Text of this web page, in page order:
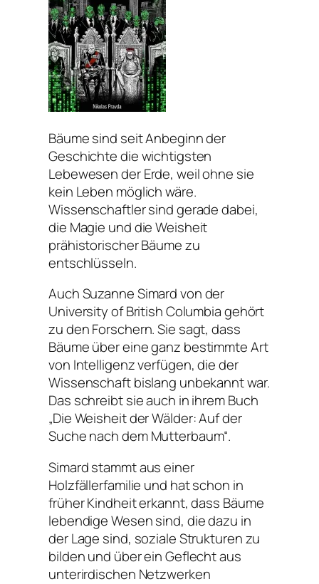
Bäume sind seit Anbeginn der
Geschichte die wichtigsten
Lebewesen der Erde, weil ohne sie
kein Leben möglich wäre.
Wissenschaftler sind gerade dabei,
die Magie und die Weisheit
prähistorischer Bäume zu
entschlüsseln.
Auch Suzanne Simard von der
University of British Columbia gehört
zu den Forschern. Sie sagt, dass
Bäume über eine ganz bestimmte Art
von Intelligenz verfügen, die der
Wissenschaft bislang unbekannt war.
Das schreibt sie auch in ihrem Buch
„Die Weisheit der Wälder: Auf der
Suche nach dem Mutterbaum“.
Simard stammt aus einer
Holzfällerfamilie und hat schon in
früher Kindheit erkannt, dass Bäume
lebendige Wesen sind, die dazu in
der Lage sind, soziale Strukturen zu
bilden und über ein Geflecht aus
unterirdischen Netzwerken